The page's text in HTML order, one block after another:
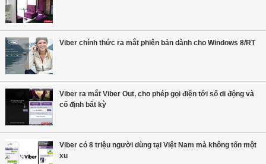
Viber chính thức ra mắt phiên bản dành cho Windows 8/RT
Viber ra mắt Viber Out, cho phép gọi điện tới số di động và
cố định bất kỳ
Viber có 8 triệu người dùng tại Việt Nam mà không tốn một
xu